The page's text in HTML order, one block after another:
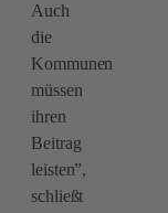
Auch
die
Kommunen
müssen
ihren
Beitrag
leisten”,
schließt